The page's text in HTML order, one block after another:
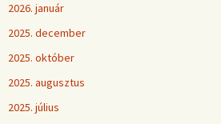
2026. január
2025. december
2025. október
2025. augusztus
2025. július